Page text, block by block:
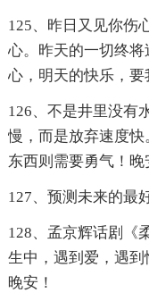
125、昨日又见你伤
心。昨天的一切终
心，明天的快乐，要
126、不是井里没有
慢，而是放弃速度
东西则需要勇气！晚
127、预测未来的最
128、孟京辉话剧《
生中，遇到爱，遇到
晚安！